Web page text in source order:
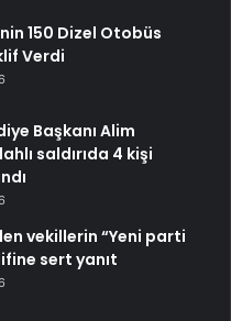
150 Dizel Otobüs
Verdi
Başkanı Alim
saldırıda 4 kişi
vekillerin “Yeni parti
sert yanıt